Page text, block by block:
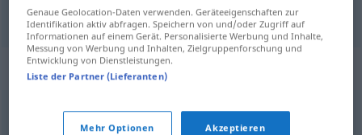
zotigWitz sjofel
Synonyme für "sjofel"
slibrig
Genaue Geolocation-Daten verwenden. Geräteeigenschaften zur
Identifikation aktiv abfragen. Speichern von und/oder Zugriff auf
Informationen auf einem Gerät. Personalisierte Werbung und Inhalte,
Messung von Werbung und Inhalten, Zielgruppenforschung und
Entwicklung von Dienstleistungen.
Liste der Partner (Lieferanten)
Mehr Optionen Akzeptieren